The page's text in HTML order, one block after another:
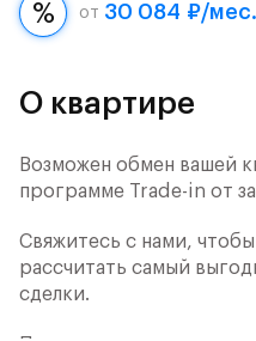
от 30 084 ₽/мес.
О квартире
Возможен обмен вашей
программе Trade-in от
Свяжитесь с нами, чтобы
рассчитать самый
сделки.